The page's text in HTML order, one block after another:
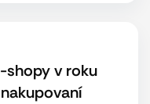
shopy v roku